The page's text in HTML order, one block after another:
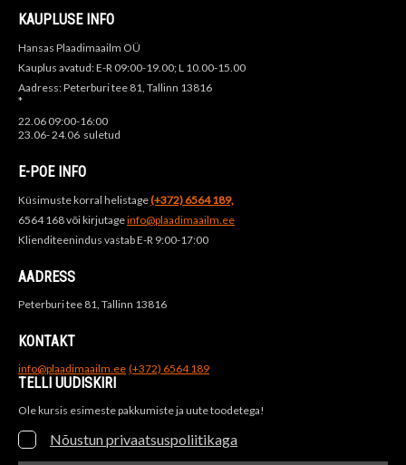
KAUPLUSE INFO
Hansas Plaadimaailm OÜ
Kauplus avatud: E-R 09:00-19.00; L 10.00-15.00
Aadress: Peterburi tee 81, Tallinn 13816
*
22.06 09:00-16:00
23.06- 24.06 suletud
E-POE INFO
Küsimuste korral helistage(+372) 6564 189,
6564 168 või kirjutageinfo@plaadimaailm.ee
Klienditeenindus vastab E-R 9:00-17:00
AADRESS
Peterburi tee 81, Tallinn 13816
KONTAKT
info@plaadimaailm.ee (+372) 6564 189
TELLI UUDISKIRI
Ole kursis esimeste pakkumiste ja uute toodetega!
Nõustun privaatsuspoliitikaga